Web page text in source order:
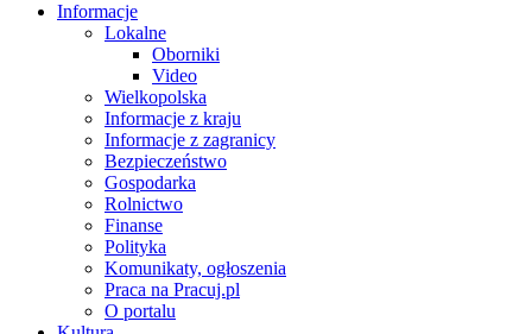
Informacje
Lokalne
Oborniki
Video
Wielkopolska
Informacje z kraju
Informacje z zagranicy
Bezpieczeństwo
Gospodarka
Rolnictwo
Finanse
Polityka
Komunikaty, ogłoszenia
Praca na Pracuj.pl
O portalu